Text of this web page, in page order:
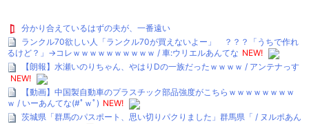
分かり合えているはずの夫が、一番遠い
ランクル70欲しい人「ランクル70が買えないよー」 ？？？「うちで作れ
るけど？」→コレｗｗｗｗｗｗｗｗｗｗ / 車:ウリエルあんてな NEW!
【朗報】水瀬いのりちゃん、やはりDの一族だったｗｗｗｗ / アンテナっす
NEW!
【動画】中国製自動車のプラスチック部品強度がこちらｗｗｗｗｗｗｗｗ
ｗ / いーあんてな(#ﾟｗﾟ) NEW!
茨城県「群馬のパスポート、思い切りパクりました」群馬県「 / ヌルポあん